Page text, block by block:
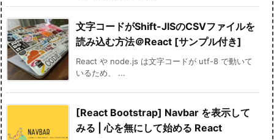
文字コードがShift-JISのCSVファイルを
読み込む方法＠React [サンプル付き]
React や node.js は文字コードが utf-8 で動いて
いるため、 ...
[React Bootstrap] Navbar を表示して
みる | 心を無にして始める React